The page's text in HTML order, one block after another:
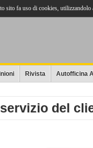
Rivista Autofficina
del
sito fa uso di cookies, utilizzandolo